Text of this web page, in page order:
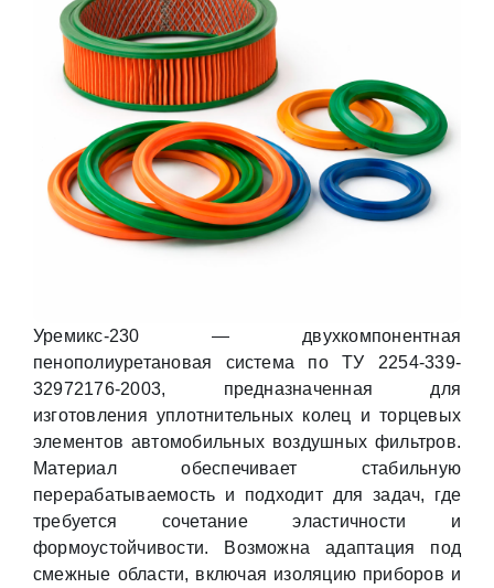
Уремикс-230 — двухкомпонентная
пенополиуретановая система по ТУ 2254-339-
32972176-2003, предназначенная для
изготовления уплотнительных колец и торцевых
элементов автомобильных воздушных фильтров.
Материал обеспечивает стабильную
перерабатываемость и подходит для задач, где
требуется сочетание эластичности и
формоустойчивости. Возможна адаптация под
смежные области, включая изоляцию приборов и